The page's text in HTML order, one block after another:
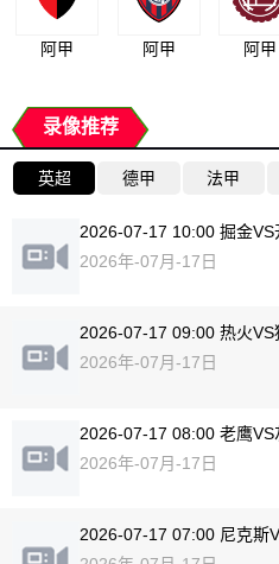
阿甲 阿甲 阿甲
录像推荐
英超 德甲 法甲
2026-07-17 10:00 掘金VS
2026年-07月-17日
2026-07-17 09:00 热火VS
2026年-07月-17日
2026-07-17 08:00 老鹰VS
2026年-07月-17日
2026-07-17 07:00 尼克斯